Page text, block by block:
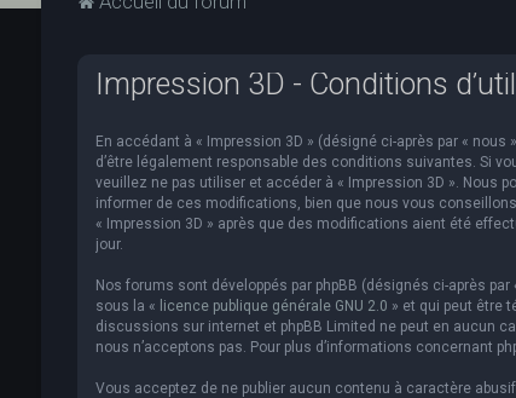
Impression 3D - Conditions
En accédant à « Impression 3D » (désigné ci-après par «
d’être légalement responsable des conditions suivantes. Si
veuillez ne pas utiliser et accéder à « Impression 3D ». Nous
informer de ces modifications, bien que nous vous
« Impression 3D » après que des modifications aient été
jour.
Nos forums sont développés par phpBB (désignés ci-après
sous la « licence publique générale GNU 2.0 » et qui peut être
discussions sur internet et phpBB Limited ne peut en aucun
nous n’acceptons pas. Pour plus d’informations concernant
Vous acceptez de ne publier aucun contenu à caractère